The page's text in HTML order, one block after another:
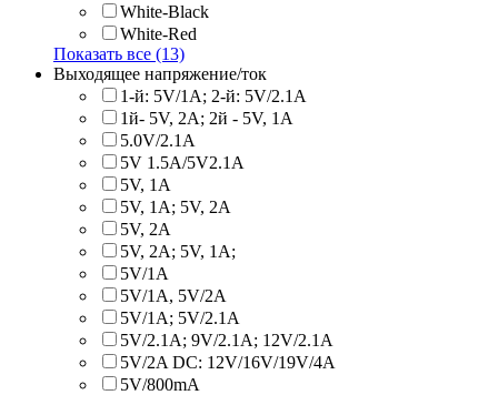
White-Black
White-Red
Показать все (13)
Выходящее напряжение/ток
1-й: 5V/1A; 2-й: 5V/2.1A
1й- 5V, 2A; 2й - 5V, 1A
5.0V/2.1A
5V 1.5A/5V2.1A
5V, 1A
5V, 1A; 5V, 2A
5V, 2A
5V, 2A; 5V, 1A;
5V/1A
5V/1A, 5V/2A
5V/1A; 5V/2.1A
5V/2.1A; 9V/2.1A; 12V/2.1A
5V/2A DC: 12V/16V/19V/4A
5V/800mA